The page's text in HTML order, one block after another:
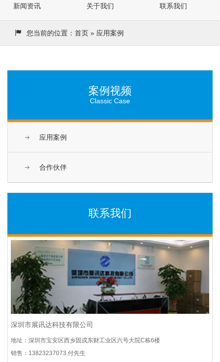
新闻资讯 关于我们 联系我们
您当前的位置： 首页 » 应用案例
案例视频
Classic Case
应用案例
合作伙伴
联系我们
深圳市展讯达科技有限公司
地址：深圳市宝安区西乡固戍东财工业区六号大院C栋6楼
销售：13823237073 付先生